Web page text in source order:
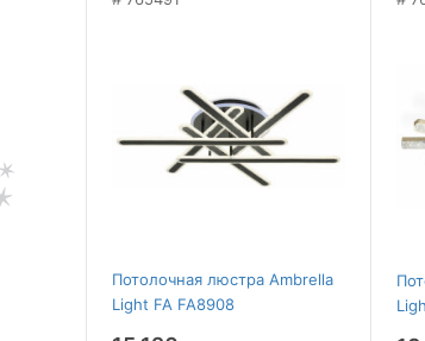
Потолочная люстра Ambrella
Light FA FA8908